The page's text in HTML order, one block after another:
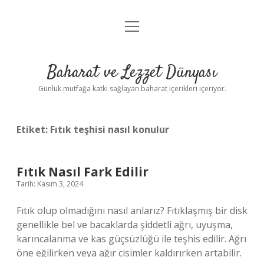
Anasayfa
Yasal Uyarı
menüyü
Baharat ve Lezzet Dünyası
Günlük mutfağa katkı sağlayan baharat içerikleri içeriyor.
Etiket: Fıtık teşhisi nasıl konulur
Fıtık Nasıl Fark Edilir
Tarih: Kasım 3, 2024
Fıtık olup olmadığını nasıl anlarız? Fıtıklaşmış bir disk
genellikle bel ve bacaklarda şiddetli ağrı, uyuşma,
karıncalanma ve kas güçsüzlüğü ile teşhis edilir. Ağrı
öne eğilirken veya ağır cisimler kaldırırken artabilir.